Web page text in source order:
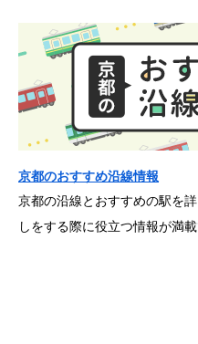
京都のおすすめ沿線情報
京都の沿線とおすすめの駅を
しをする際に役立つ情報が満載